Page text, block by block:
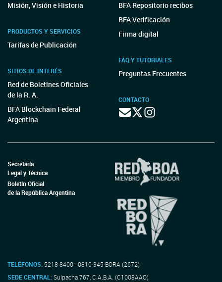
Misión, Visión e Historia
PRODUCTOS Y SERVICIOS
Tarifas de Publicación
SITIOS DE INTERÉS
Red de Boletines Oficiales
de la R. A.
BFA Blockchain Federal
Argentina
BFA Repositorio recibos
BFA Verificación
Firma digital
FAQ Y TUTORIALES
Preguntas Frecuentes
CONTACTO
Secretaría
Legal y Técnica
Boletín Oficial
de la República Argentina
TELÉFONOS: 5218-8400 - 0810-345-BORA (2672)
SEDE CENTRAL:Suipacha 767, C.A.B.A. (C1008AAO)